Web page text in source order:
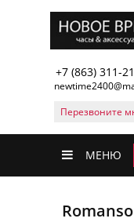
+7 (863) 311-
Перезвоните
МЕНЮ